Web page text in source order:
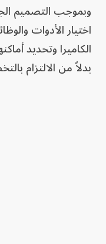
وبموجب التصميم
اختيار الأدوات
الكاميرا وتحديد
بدلاً من الالتزام